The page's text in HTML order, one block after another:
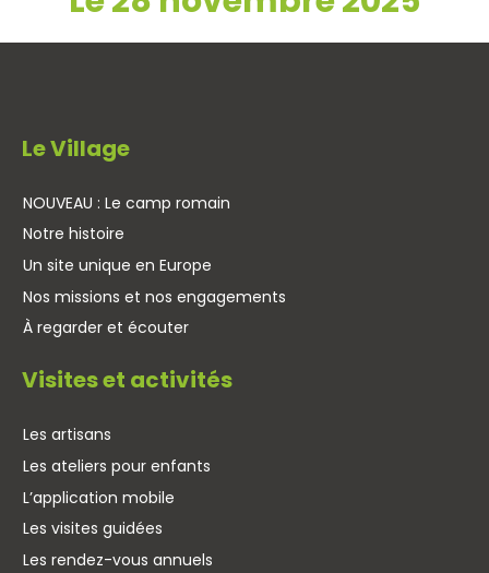
Le Village
NOUVEAU : Le camp romain
Notre histoire
Un site unique en Europe
Nos missions et nos engagements
À regarder et écouter
Visites et activités
Les artisans
Les ateliers pour enfants
L’application mobile
Les visites guidées
Les rendez-vous annuels